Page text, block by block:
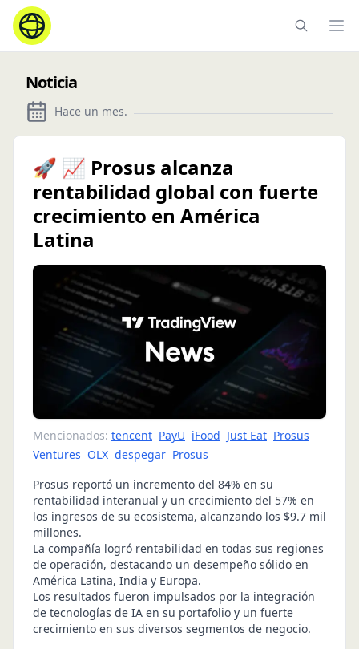
Noticia
Hace un mes.
🚀 📈 Prosus alcanza
rentabilidad global con fuerte
crecimiento en América
Latina
Mencionados: tencent PayU iFood Just Eat Prosus
Ventures OLX despegar Prosus
Prosus reportó un incremento del 84% en su
rentabilidad interanual y un crecimiento del 57% en
los ingresos de su ecosistema, alcanzando los $9.7 mil
millones.
La compañía logró rentabilidad en todas sus regiones
de operación, destacando un desempeño sólido en
América Latina, India y Europa.
Los resultados fueron impulsados por la integración
de tecnologías de IA en su portafolio y un fuerte
crecimiento en sus diversos segmentos de negocio.